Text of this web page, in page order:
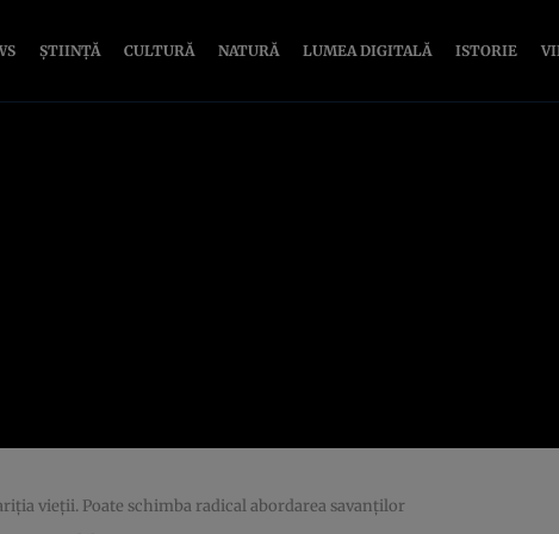
ȘTIINȚĂ CULTURĂ NATURĂ LUMEA DIGITALĂ ISTORIE
vieţii. Poate schimba radical abordarea savanţilor